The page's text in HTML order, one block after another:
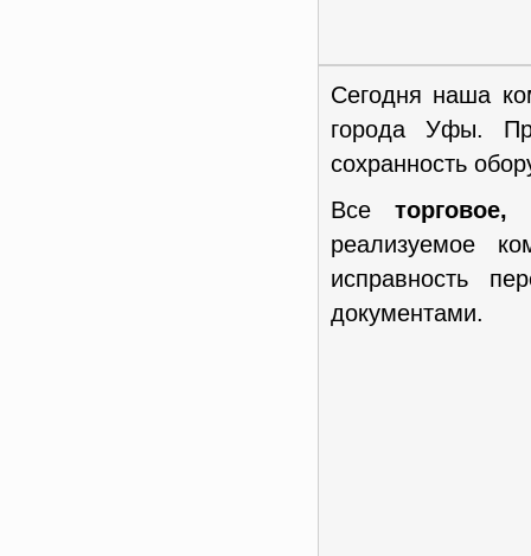
Сегодня наша
города Уфы.
сохранность
Все торговое,
реализуемое
исправность
документами.